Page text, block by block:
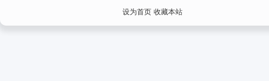
设为首页 收藏本站